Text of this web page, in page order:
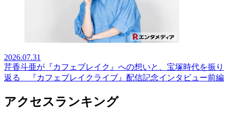
2026.07.31
芹香斗亜が『カフェブレイク』への想いと、宝塚時代を振り
返る 『カフェブレイクライブ』配信記念インタビュー前編
アクセスランキング